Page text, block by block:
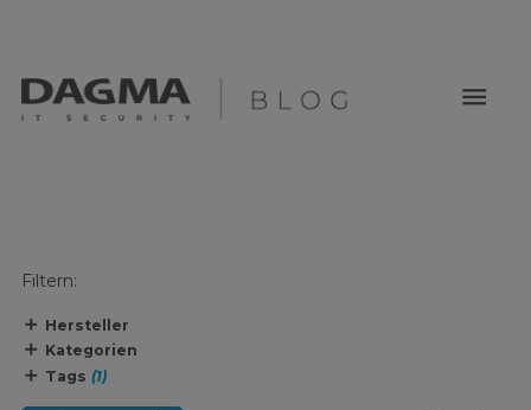
menu
Filtern:
Hersteller
Kategorien
Tags (1)